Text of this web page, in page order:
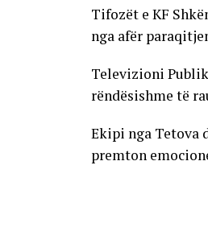
Tifozët e KF
nga afër
Televizioni
rëndësishme të
Ekipi nga Tetova
premton